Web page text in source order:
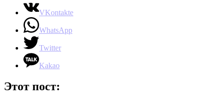
VKontakte
WhatsApp
Twitter
Kakao
Этот пост: